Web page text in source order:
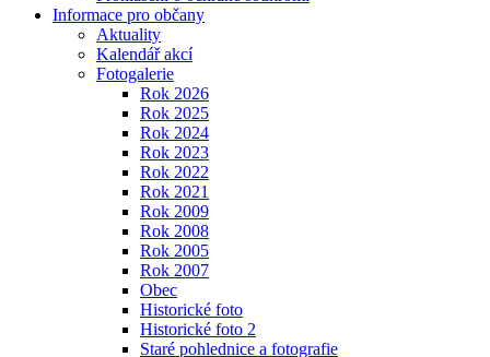
Informace pro občany
Aktuality
Kalendář akcí
Fotogalerie
Rok 2026
Rok 2025
Rok 2024
Rok 2023
Rok 2022
Rok 2021
Rok 2009
Rok 2008
Rok 2005
Rok 2007
Obec
Historické foto
Historické foto 2
Staré pohlednice a fotografie